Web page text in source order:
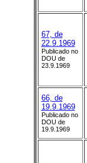
67, de
22.9.1969
Publicado no
DOU de
23.9.1969
66, de
19.9.1969
Publicado no
DOU de
19.9.1969